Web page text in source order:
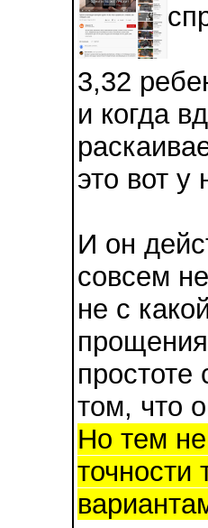
3,32
и когда
это вот у
И он
совсем
не с
том, что
Но тем